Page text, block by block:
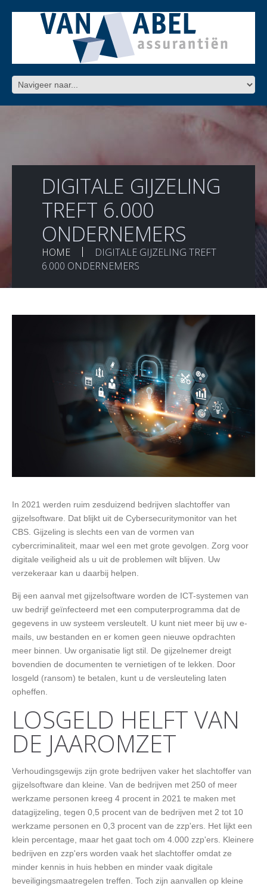
DIGITALE GIJZELING
TREFT 6.000
ONDERNEMERS
HOME
DIGITALE GIJZELING TREFT
6.000 ONDERNEMERS
In 2021 werden ruim zesduizend bedrijven slachtoffer van
gijzelsoftware. Dat blijkt uit de Cybersecuritymonitor van het
CBS. Gijzeling is slechts een van de vormen van
cybercriminaliteit, maar wel een met grote gevolgen. Zorg voor
digitale veiligheid als u uit de problemen wilt blijven. Uw
verzekeraar kan u daarbij helpen.
Bij een aanval met gijzelsoftware worden de ICT-systemen van
uw bedrijf geïnfecteerd met een computerprogramma dat de
gegevens in uw systeem versleutelt. U kunt niet meer bij uw e-
mails, uw bestanden en er komen geen nieuwe opdrachten
meer binnen. Uw organisatie ligt stil. De gijzelnemer dreigt
bovendien de documenten te vernietigen of te lekken. Door
losgeld (ransom) te betalen, kunt u de versleuteling laten
opheffen.
LOSGELD HELFT VAN
DE JAAROMZET
Verhoudingsgewijs zijn grote bedrijven vaker het slachtoffer van
gijzelsoftware dan kleine. Van de bedrijven met 250 of meer
werkzame personen kreeg 4 procent in 2021 te maken met
datagijzeling, tegen 0,5 procent van de bedrijven met 2 tot 10
werkzame personen en 0,3 procent van de zzp'ers. Het lijkt een
klein percentage, maar het gaat toch om 4.000 zzp'ers. Kleinere
bedrijven en zzp'ers worden vaak het slachtoffer omdat ze
minder kennis in huis hebben en minder vaak digitale
beveiligingsmaatregelen treffen. Toch zijn aanvallen op kleine